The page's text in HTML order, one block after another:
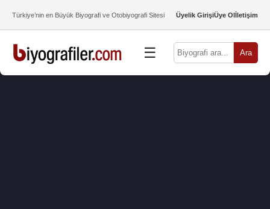
Türkiye’nin en Büyük Biyografi ve Otobiyografi Sitesi Üyelik GirişiÜye Olİletişim
☰ Ara